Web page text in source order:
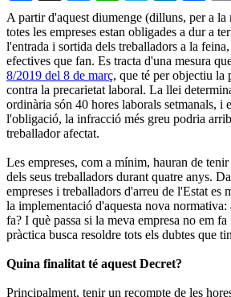
A partir d'aquest diumenge (dilluns, per a la
totes les empreses estan obligades a dur a
l'entrada i sortida dels treballadors a la
efectives que fan. Es tracta d'una mesura
8/2019 del 8 de març, que té per objectiu la
contra la precarietat laboral. La llei
ordinària són 40 hores laborals setmanals, i
l'obligació, la infracció més greu podria
treballador afectat.
Les empreses, com a mínim, hauran de
dels seus treballadors durant quatre anys.
empreses i treballadors d'arreu de l'Estat es
la implementació d'aquesta nova normativa:
fa? I què passa si la meva empresa no em
pràctica busca resoldre tots els dubtes que
Quina finalitat té aquest Decret?
Principalment, tenir un recompte de les